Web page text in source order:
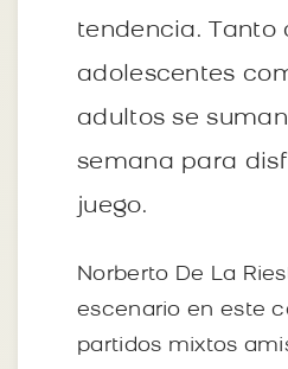
tendencia. Tanto
adolescentes
adultos se
semana para
juego.
Norberto De La
escenario en este
partidos mixtos